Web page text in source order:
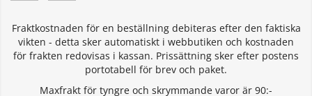
Fraktkostnaden för en beställning debiteras efter den faktiska
vikten - detta sker automatiskt i webbutiken och kostnaden
för frakten redovisas i kassan. Prissättning sker efter postens
portotabell för brev och paket.
Maxfrakt för tyngre och skrymmande varor är 90:-